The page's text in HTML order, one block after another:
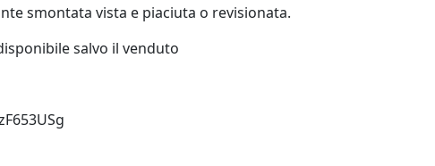
smontata vista e piaciuta o revisionata.
salvo il venduto